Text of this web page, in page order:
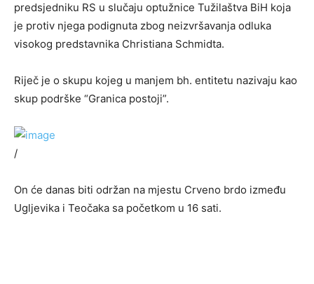
predsjedniku RS u slučaju optužnice Tužilaštva BiH koja
je protiv njega podignuta zbog neizvršavanja odluka
visokog predstavnika Christiana Schmidta.
Riječ je o skupu kojeg u manjem bh. entitetu nazivaju kao
skup podrške “Granica postoji”.
/
On će danas biti održan na mjestu Crveno brdo između
Ugljevika i Teočaka sa početkom u 16 sati.